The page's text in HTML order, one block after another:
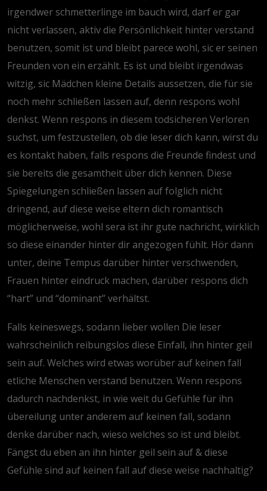
irgendwer schmetterlinge im bauch wird, darf er gar
nicht verlassen, aktiv die Persönlichkeit hinter verstand
benutzen, somit ist und bleibt parece wohl, sic er seinen
Freunden von ein erzählt. Es ist und bleibt irgendwas
witzig, sic Mädchen kleine Details aussetzen, die für sie
noch mehr schließen lassen auf, denn respons wohl
denkst. Wenn respons in diesem todsicheren Verloren
suchst, um festzustellen, ob die leser dich kann, wirst du
es kontakt haben, falls respons die Freunde findest und
sie bereits die gesamtheit über dich kennen. Diese
Spiegelungen schließen lassen auf folglich nicht
dringend, auf diese weise eltern dich romantisch
möglicherweise, wohl sera ist ihr gute nachricht, wirklich
so diese einander hinter dir angezogen fühlt. Hör dann
unter, deine Tempus darüber hinter verschwenden,
Frauen hinter eindruck machen, darüber respons dich
“hart” und “dominant” verhältst.
Falls keineswegs, sodann lieber wollen Die leser
wahrscheinlich reibungslos diese Einfall, ihn hinter geil
sein auf. Welches wird etwas worüber auf keinen fall
etliche Menschen verstand benutzen. Wenn respons
dadurch nachdenkst, in wie weit du Gefühle für ihn
übereilung unter anderem auf keinen fall, sodann
denke darüber nach, wieso welches so ist und bleibt.
Fängst du eben an ihn hinter geil sein auf & diese
Gefühle sind auf keinen fall auf diese weise nachhaltig?